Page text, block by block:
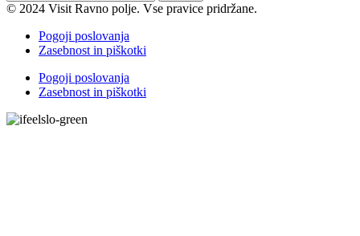
© 2024 Visit Ravno polje. Vse pravice pridržane.
Pogoji poslovanja
Zasebnost in piškotki
Pogoji poslovanja
Zasebnost in piškotki